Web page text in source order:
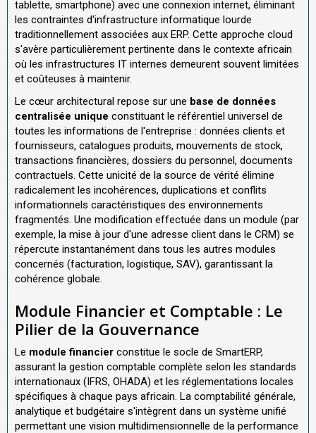
tablette, smartphone) avec une connexion internet, éliminant
les contraintes d'infrastructure informatique lourde
traditionnellement associées aux ERP. Cette approche cloud
s'avère particulièrement pertinente dans le contexte africain
où les infrastructures IT internes demeurent souvent limitées
et coûteuses à maintenir.
Le cœur architectural repose sur une base de données
centralisée unique constituant le référentiel universel de
toutes les informations de l'entreprise : données clients et
fournisseurs, catalogues produits, mouvements de stock,
transactions financières, dossiers du personnel, documents
contractuels. Cette unicité de la source de vérité élimine
radicalement les incohérences, duplications et conflits
informationnels caractéristiques des environnements
fragmentés. Une modification effectuée dans un module (par
exemple, la mise à jour d'une adresse client dans le CRM) se
répercute instantanément dans tous les autres modules
concernés (facturation, logistique, SAV), garantissant la
cohérence globale.
Module Financier et Comptable : Le
Pilier de la Gouvernance
Le module financier constitue le socle de SmartERP,
assurant la gestion comptable complète selon les standards
internationaux (IFRS, OHADA) et les réglementations locales
spécifiques à chaque pays africain. La comptabilité générale,
analytique et budgétaire s'intègrent dans un système unifié
permettant une vision multidimensionnelle de la performance